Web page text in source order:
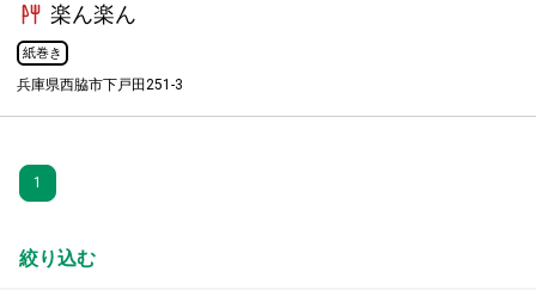
楽ん楽ん
紙巻き
兵庫県西脇市下戸田251-3
1
絞り込む